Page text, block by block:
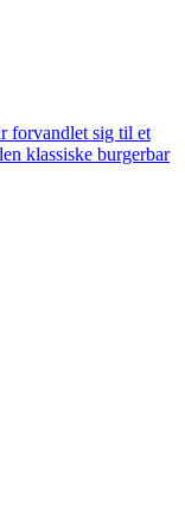
forvandlet sig til et
klassiske burgerbar